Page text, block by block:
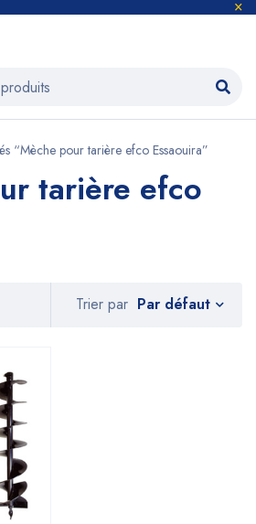
“Mèche pour tarière efco Essaouira”
tarière efco
Trier par Par défaut